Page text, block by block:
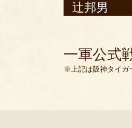
辻邦男
一軍公式
※上記は阪神タイガ